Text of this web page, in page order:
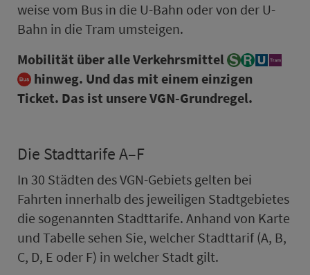
wei­se vom Bus in die U-Bahn oder von der U-
Bahn in die Tram um­stei­gen.
Mo­bi­li­tät über alle Ver­kehrs­mit­tel
hinweg. Und das mit einem einzigen
Ticket. Das ist unsere VGN-Grundregel.
Die Stadt­ta­rife A–F
In 30 Städten des VGN-Gebiets gelten bei
Fahrten in­ner­halb des jeweiligen Stadt­ge­bietes
die so­ge­nannten Stadt­ta­rife. Anhand von Karte
und Tabelle sehen Sie, welcher Stadt­ta­rif (A, B,
C, D, E oder F) in welcher Stadt gilt.